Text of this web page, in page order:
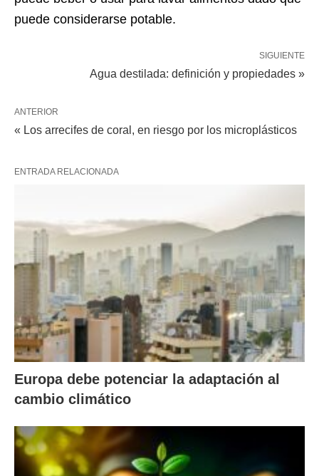
puede considerarse potable.
SIGUIENTE
Agua destilada: definición y propiedades »
ANTERIOR
« Los arrecifes de coral, en riesgo por los microplásticos
ENTRADA RELACIONADA
Europa debe potenciar la adaptación al
cambio climático